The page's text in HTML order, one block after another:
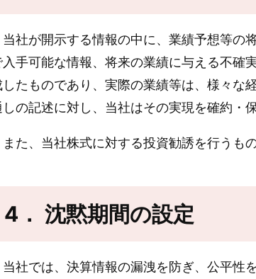
社が開示する情報の中に、業績予想等の
入手可能な情報、将来の業績に与える不確
したものであり、実際の業績等は、様々な
しの記述に対し、当社はその実現を確約・
た、当社株式に対する投資勧誘を行うも
4． 沈黙期間の設定
社では、決算情報の漏洩を防ぎ、公平性